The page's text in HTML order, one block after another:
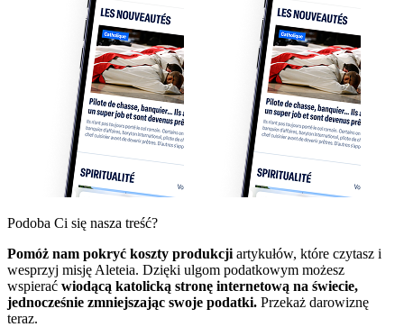
Podoba Ci się nasza treść?
Pomóż nam pokryć koszty produkcji artykułów, które czytasz i
wesprzyj misję Aleteia. Dzięki ulgom podatkowym możesz
wspierać wiodącą katolicką stronę internetową na świecie,
jednocześnie zmniejszając swoje podatki. Przekaż darowiznę
teraz.